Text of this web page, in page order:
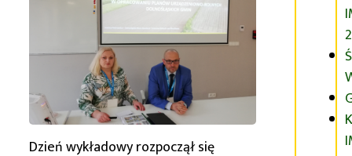
Dzień wykładowy rozpoczął się